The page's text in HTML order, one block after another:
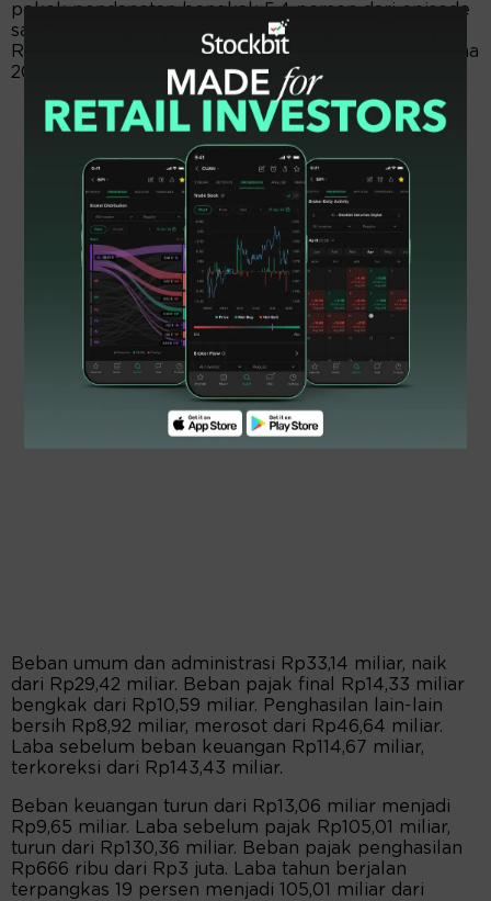
pokok pendapatan bengkak 5,4 persen dari episode
sama 2021 sejumlah Rp416,88 miliar. Laba kotor
Rp153,22 miliar, menanjak 4,3 persen dari posisi sama
2021 senilai Rp146,80 miliar.
Beban umum dan administrasi Rp33,14 miliar, naik
dari Rp29,42 miliar. Beban pajak final Rp14,33 miliar
bengkak dari Rp10,59 miliar. Penghasilan lain-lain
bersih Rp8,92 miliar, merosot dari Rp46,64 miliar.
Laba sebelum beban keuangan Rp114,67 miliar,
terkoreksi dari Rp143,43 miliar.
Beban keuangan turun dari Rp13,06 miliar menjadi
Rp9,65 miliar. Laba sebelum pajak Rp105,01 miliar,
turun dari Rp130,36 miliar. Beban pajak penghasilan
Rp666 ribu dari Rp3 juta. Laba tahun berjalan
terpangkas 19 persen menjadi 105,01 miliar dari